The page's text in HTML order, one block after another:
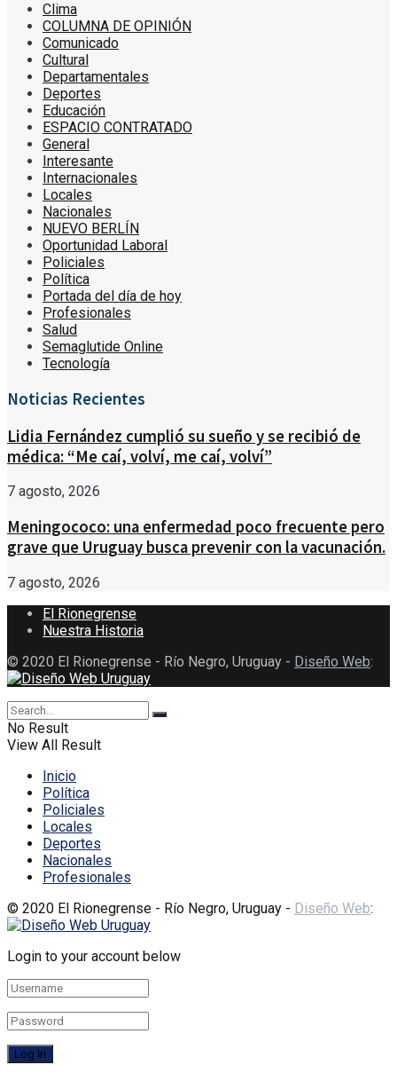
Clima
COLUMNA DE OPINIÓN
Comunicado
Cultural
Departamentales
Deportes
Educación
ESPACIO CONTRATADO
General
Interesante
Internacionales
Locales
Nacionales
NUEVO BERLÍN
Oportunidad Laboral
Policiales
Política
Portada del día de hoy
Profesionales
Salud
Semaglutide Online
Tecnología
Noticias Recientes
Lidia Fernández cumplió su sueño y se recibió de
médica: “Me caí, volví, me caí, volví”
7 agosto, 2026
Meningococo: una enfermedad poco frecuente pero
grave que Uruguay busca prevenir con la vacunación.
7 agosto, 2026
El Rionegrense
Nuestra Historia
© 2020 El Rionegrense - Río Negro, Uruguay - Diseño Web:
No Result
View All Result
Inicio
Política
Policiales
Locales
Deportes
Nacionales
Profesionales
© 2020 El Rionegrense - Río Negro, Uruguay - Diseño Web:
Login to your account below